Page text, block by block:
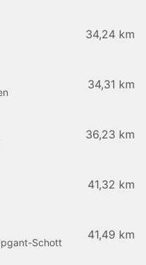
34,24 km
34,31 km
36,23 km
41,32 km
Schott
41,49 km